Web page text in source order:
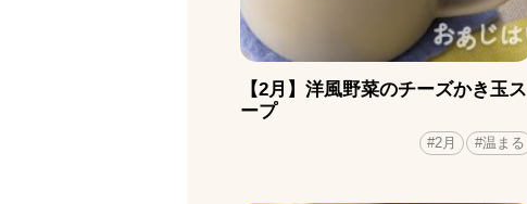
【2月】洋風野菜のチーズかき玉ス
ープ
#2月 #温まる